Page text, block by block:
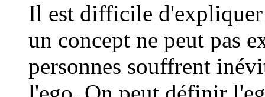
Il est difficile d'expliquer
un concept ne peut pas
personnes souffrent